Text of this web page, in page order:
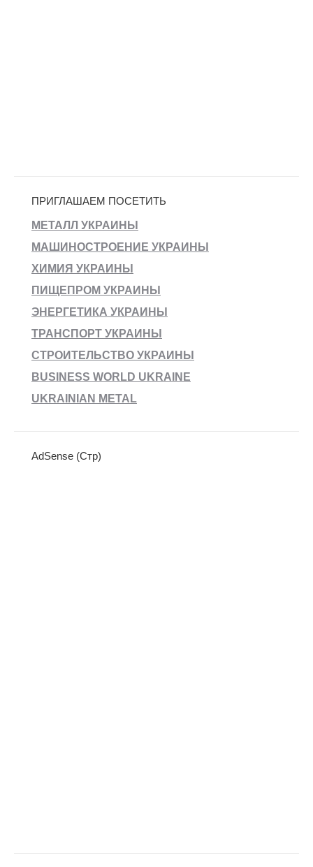
ПРИГЛАШАЕМ ПОСЕТИТЬ
МЕТАЛЛ УКРАИНЫ
МАШИНОСТРОЕНИЕ УКРАИНЫ
ХИМИЯ УКРАИНЫ
ПИЩЕПРОМ УКРАИНЫ
ЭНЕРГЕТИКА УКРАИНЫ
ТРАНСПОРТ УКРАИНЫ
СТРОИТЕЛЬСТВО УКРАИНЫ
BUSINESS WORLD UKRAINE
UKRAINIAN METAL
AdSense (Стр)